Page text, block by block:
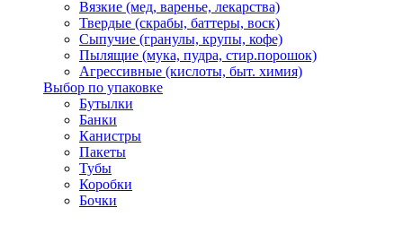
Вязкие (мед, варенье, лекарства)
Твердые (скрабы, баттеры, воск)
Сыпучие (гранулы, крупы, кофе)
Пылящие (мука, пудра, стир.порошок)
Агрессивные (кислоты, быт. химия)
Выбор по упаковке
Бутылки
Банки
Канистры
Пакеты
Тубы
Коробки
Бочки